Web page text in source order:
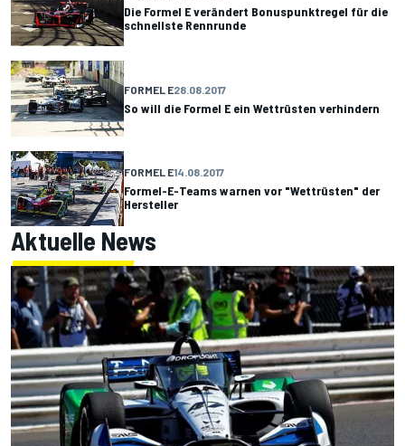
Die Formel E verändert Bonuspunktregel für die
schnellste Rennrunde
FORMEL E28.08.2017
So will die Formel E ein Wettrüsten verhindern
FORMEL E14.08.2017
Formel-E-Teams warnen vor "Wettrüsten" der
Hersteller
Aktuelle News